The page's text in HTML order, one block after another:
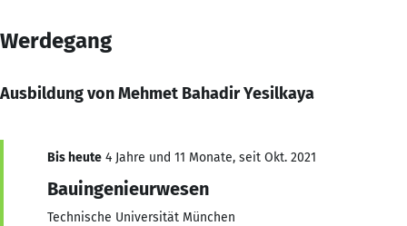
Werdegang
Ausbildung von Mehmet Bahadir Yesilkaya
Bis heute 4 Jahre und 11 Monate, seit Okt. 2021
Bauingenieurwesen
Technische Universität München